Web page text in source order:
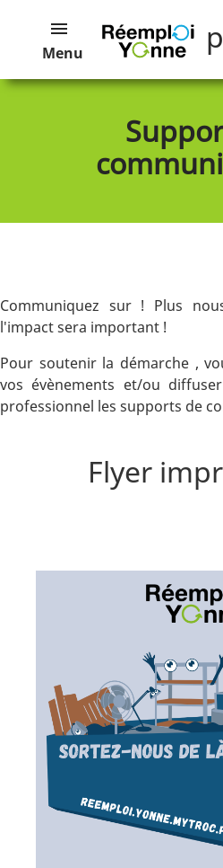
Menu
Communiquez sur ! Plus
l'impact sera important !
Pour soutenir la démarche ,
vos évènements et/ou
professionnel les supports de
Flyer